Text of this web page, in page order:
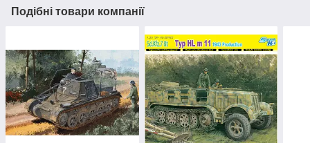
Подібні товари компанії